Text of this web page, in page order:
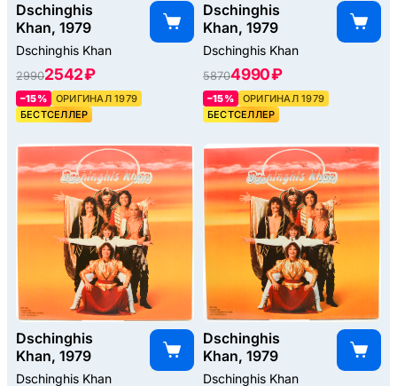
Dschinghis
Khan, 1979
Dschinghis Khan
29902542 ₽
–15%
ОРИГИНАЛ 1979
БЕСТСЕЛЛЕР
Dschinghis
Khan, 1979
Dschinghis Khan
58704990 ₽
–15%
ОРИГИНАЛ 1979
БЕСТСЕЛЛЕР
Dschinghis
Khan, 1979
Dschinghis Khan
Dschinghis
Khan, 1979
Dschinghis Khan